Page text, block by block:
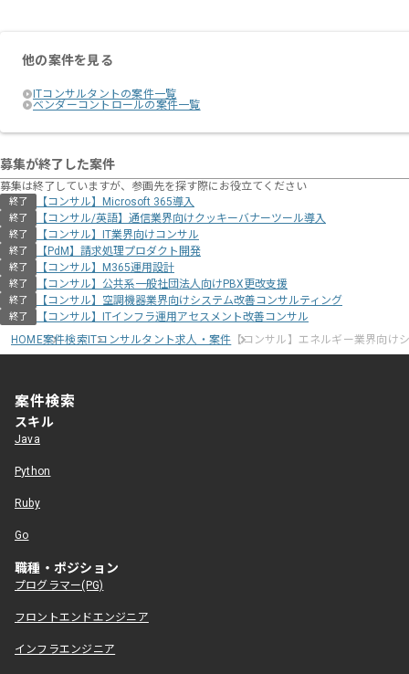
他の案件を見る
ITコンサルタントの案件一覧
ベンダーコントロールの案件一覧
募集が終了した案件
募集は終了していますが、参画先を探す際にお役立てください
終了 【コンサル】Microsoft 365導入
終了 【コンサル/英語】通信業界向けクッキーバナーツール導入
終了 【コンサル】IT業界向けコンサル
終了 【PdM】請求処理プロダクト開発
終了 【コンサル】M365運用設計
終了 【コンサル】公共系一般社団法人向けPBX更改支援
終了 【コンサル】空調機器業界向けシステム改善コンサルティング
終了
【コンサル】ITインフラ運用アセスメント改善コンサル
HOME案件検索ITコンサルタント求人・案件 【コンサル】エネルギー業界向け
案件検索
スキル
Java
Python
Ruby
Go
職種・ポジション
プログラマー(PG)
フロントエンドエンジニア
インフラエンジニア